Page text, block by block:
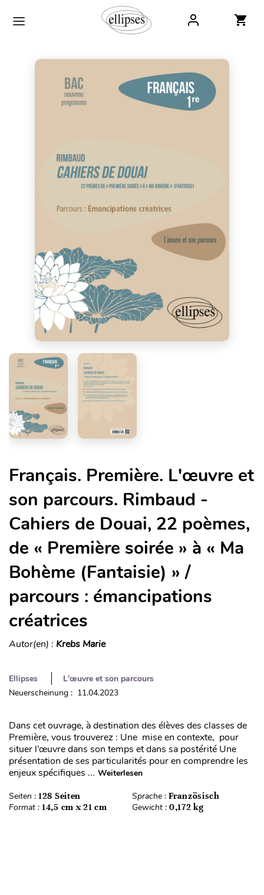
Français. Première. L'œuvre et
son parcours. Rimbaud -
Cahiers de Douai, 22 poèmes,
de « Première soirée » à « Ma
Bohème (Fantaisie) » /
parcours : émancipations
créatrices
Autor(en) : Krebs Marie
Ellipses
L'œuvre et son parcours
Neuerscheinung : 11.04.2023
Dans cet ouvrage, à destination des élèves des classes de
Première, vous trouverez : Une mise en contexte, pour
situer l’œuvre dans son temps et dans sa postérité Une
présentation de ses particularités pour en comprendre les
enjeux spécifiques ... Weiterlesen
Seiten : 128 Seiten Sprache : Französisch
Format : 14,5 cm x 21 cm Gewicht : 0,172 kg